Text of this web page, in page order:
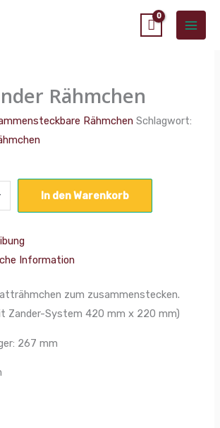
Main
Rähmchen
Rähmchen Schlagwort:
In den Warenkorb
Information
zum zusammenstecken.
Zander-System 420 mm x 220 mm)
267 mm